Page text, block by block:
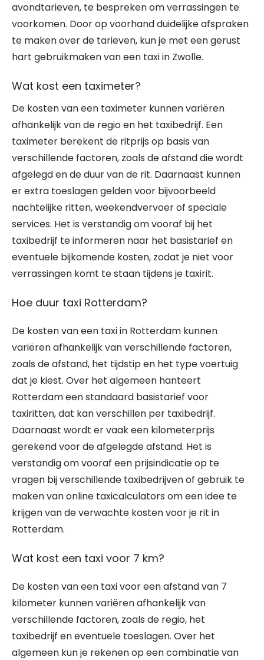
avondtarieven, te bespreken om verrassingen te
voorkomen. Door op voorhand duidelijke afspraken
te maken over de tarieven, kun je met een gerust
hart gebruikmaken van een taxi in Zwolle.
Wat kost een taximeter?
De kosten van een taximeter kunnen variëren
afhankelijk van de regio en het taxibedrijf. Een
taximeter berekent de ritprijs op basis van
verschillende factoren, zoals de afstand die wordt
afgelegd en de duur van de rit. Daarnaast kunnen
er extra toeslagen gelden voor bijvoorbeeld
nachtelijke ritten, weekendvervoer of speciale
services. Het is verstandig om vooraf bij het
taxibedrijf te informeren naar het basistarief en
eventuele bijkomende kosten, zodat je niet voor
verrassingen komt te staan tijdens je taxirit.
Hoe duur taxi Rotterdam?
De kosten van een taxi in Rotterdam kunnen
variëren afhankelijk van verschillende factoren,
zoals de afstand, het tijdstip en het type voertuig
dat je kiest. Over het algemeen hanteert
Rotterdam een standaard basistarief voor
taxiritten, dat kan verschillen per taxibedrijf.
Daarnaast wordt er vaak een kilometerprijs
gerekend voor de afgelegde afstand. Het is
verstandig om vooraf een prijsindicatie op te
vragen bij verschillende taxibedrijven of gebruik te
maken van online taxicalculators om een idee te
krijgen van de verwachte kosten voor je rit in
Rotterdam.
Wat kost een taxi voor 7 km?
De kosten van een taxi voor een afstand van 7
kilometer kunnen variëren afhankelijk van
verschillende factoren, zoals de regio, het
taxibedrijf en eventuele toeslagen. Over het
algemeen kun je rekenen op een combinatie van